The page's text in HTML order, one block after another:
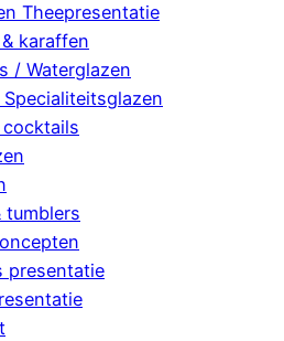
Theepresentatie
karaffen
/ Waterglazen
tumblers
presentatie